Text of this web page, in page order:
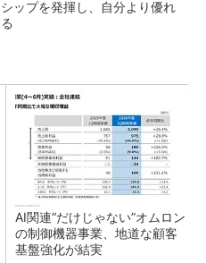
ップを発揮し、自分より優れ
AI関連“だけじゃない”オムロン
の制御機器事業、地道な顧客
基盤強化が結実